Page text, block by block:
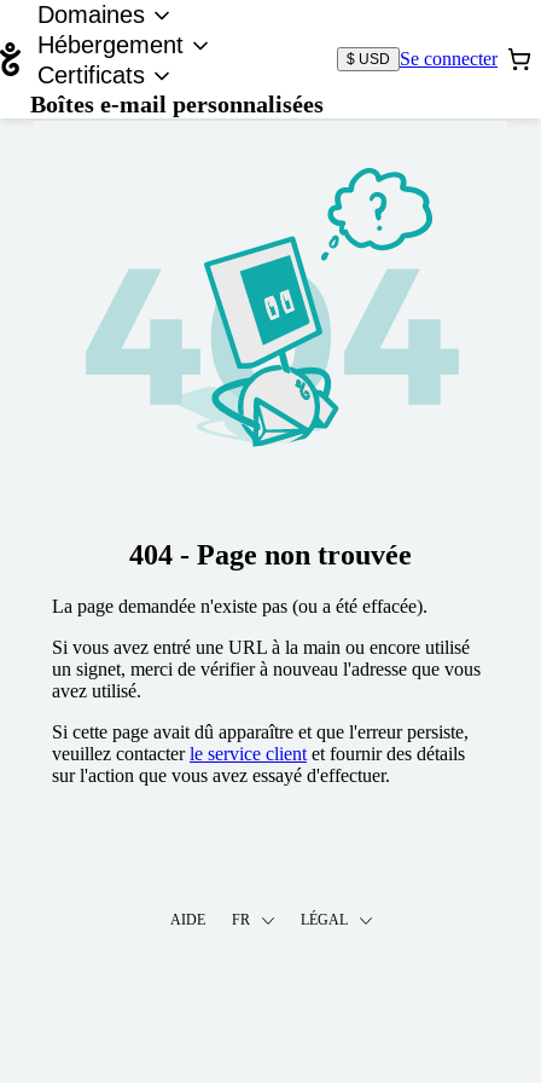
Domaines
Hébergement
Certificats
Boîtes e-mail personnalisées
$ USD Se connecter
404 - Page non trouvée
La page demandée n'existe pas (ou a été effacée).
Si vous avez entré une URL à la main ou encore utilisé
un signet, merci de vérifier à nouveau l'adresse que vous
avez utilisé.
Si cette page avait dû apparaître et que l'erreur persiste,
veuillez contacterle service client et fournir des détails
sur l'action que vous avez essayé d'effectuer.
AIDE FR LÉGAL